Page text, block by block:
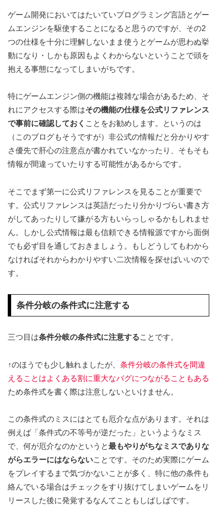
ゲーム開発においてはたいていプログラミング言語とゲー
ムエンジンを駆使することになると思うのですが、その2
つの仕様を十分に理解しないまま使うとゲームが思わぬ挙
動になり・しかも原因もよくわからないということで頭を
抱える事態になってしまいがちです。
特にゲームエンジン側の機能は複雑な場合があるため、そ
れにアクセスする際はその機能の仕様を公式リファレンス
で事前に確認しておく ことをお勧めします。というのは
（このブログもそうですが）非公式の情報だと分かりやす
さ優先で肝心の注意点が書かれていなかったり、そもそも
情報が間違っていたりする可能性があるからです。
そこでまず第一に公式リファレンスを見ることが重要で
す。公式リファレンスは英語だったり分かりづらい書き方
がしてあったりして嫌がる方もいらっしゃるかもしれませ
ん。しかし公式情報は最も信頼できる情報源ですから面倒
でも必ず目を通しておきましょう。もしどうしてもわから
なければそれからわかりやすい二次情報を探せばいいので
す。
条件分岐の条件式に注意する
三つ目は条件分岐の条件式に注意することです。
↑のほうでも少し触れましたが、 条件分岐の条件式を間違
えることはよくある割に重大なバグにつながることもある
ため条件式を書く際は注意しないといけません。
この条件式のミスにはとても厄介な点があります。それは
例えば「条件式の不等号が逆だった」というようなミス
で、何が厄介なのかというと最もやりがちなミスでありな
がらエラーにはならないことです。そのため実際にゲーム
をプレイするまで気づかないことが多く、特に他の条件も
絡んでいる場合はチェックをすり抜けてしまいゲームをリ
リースした後に発覚するなんてこともしばしばです。